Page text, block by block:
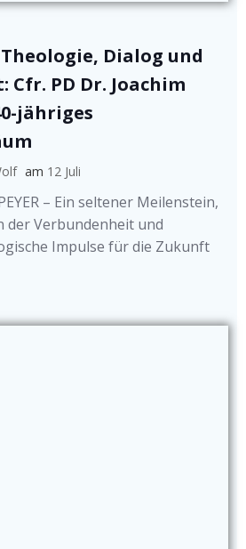
Dialog und
Cfr. PD Dr. Joachim
jähriges
am 12 Juli
– Ein seltener Meilenstein,
der Verbundenheit und
Impulse für die Zukunft